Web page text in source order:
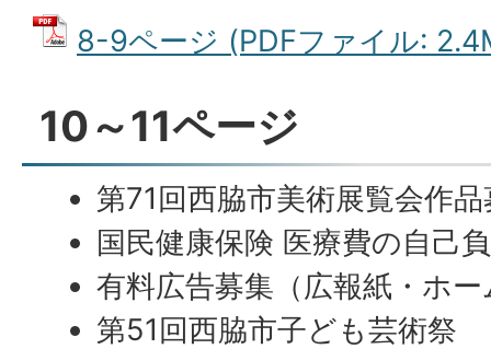
8-9ページ (PDFファイル:
10～11ページ
第71回西脇市美術展覧会作
国民健康保険 医療費の自己
有料広告募集（広報紙・ホ
第51回西脇市子ども芸術祭